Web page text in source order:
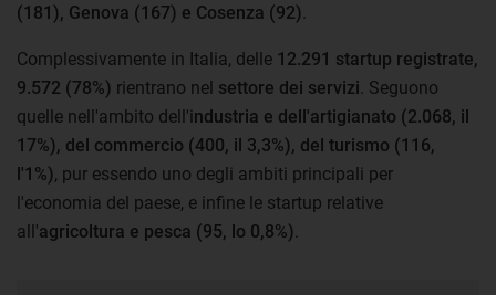
(181), Genova (167) e Cosenza (92)
Complessivamente in Italia, delle 12.291 startup registrate,
9.572 (78%) rientrano nel settore dei servizi . Seguono
quelle nell'ambito dell'industria e dell'artigianato (2.068, il
17%), del commercio (400, il 3,3%), del turismo (116,
l'1%), pur essendo uno degli ambiti principali per
l'economia del paese, e infine le startup relative
all'agricoltura e pesca (95, lo 0,8%)